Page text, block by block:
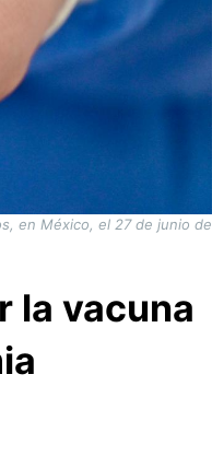
en México, el 27 de junio de
la vacuna